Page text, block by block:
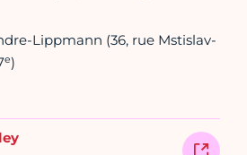
Lippmann (36, rue Mstislav-
e)